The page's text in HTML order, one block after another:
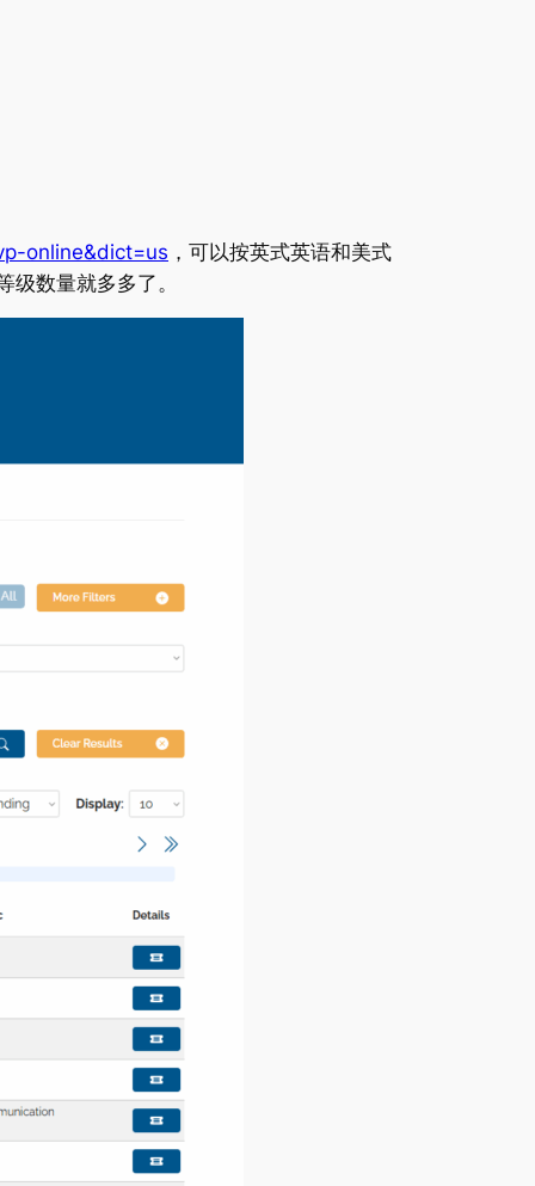
online&dict=us ，可以按英式英语和美式
数量就多多了。